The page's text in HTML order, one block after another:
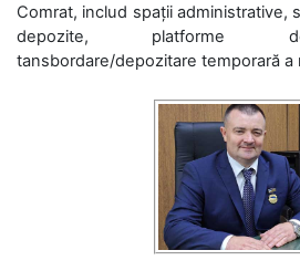
Comrat, includ spații administrative,
depozite, platforme
tansbordare/depozitare temporară a